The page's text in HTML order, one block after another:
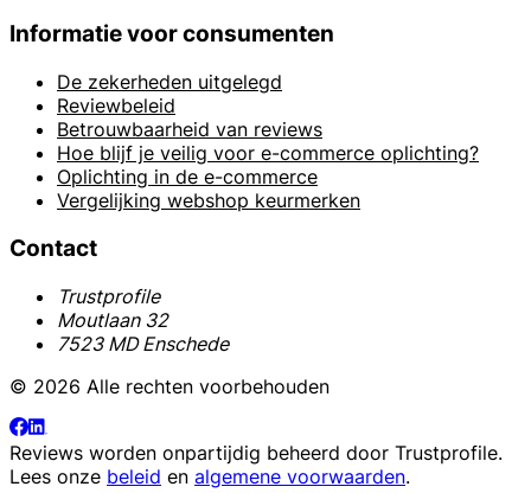
Informatie voor consumenten
De zekerheden uitgelegd
Reviewbeleid
Betrouwbaarheid van reviews
Hoe blijf je veilig voor e-commerce oplichting?
Oplichting in de e-commerce
Vergelijking webshop keurmerken
Contact
Trustprofile
Moutlaan 32
7523 MD Enschede
© 2026 Alle rechten voorbehouden
Reviews worden onpartijdig beheerd door Trustprofile.
Lees onze beleid en algemene voorwaarden.